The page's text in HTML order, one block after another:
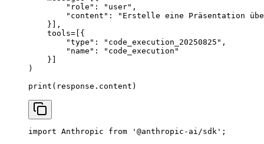
        "role"
: "user" ,
        "content"
:
"Erstelle eine Präsentation
    }],
    tools
= [{
        "type"
: "code_execution_20250825" ,
        "name"
:
"code_execution"
    }]
)
print (response.content)
import Anthropic from '@anthropic-ai/sdk' ;